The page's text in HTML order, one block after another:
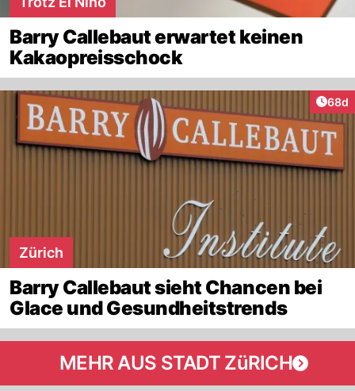
Barry Callebaut erwartet keinen
Kakaopreisschock
68d
Zürich
Barry Callebaut sieht Chancen bei
Glace und Gesundheitstrends
MEHR AUS STADT ZüRICH